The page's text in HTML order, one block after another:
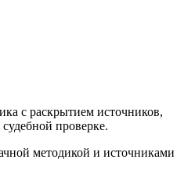
с раскрытием источников,
проверке.
методикой и источниками